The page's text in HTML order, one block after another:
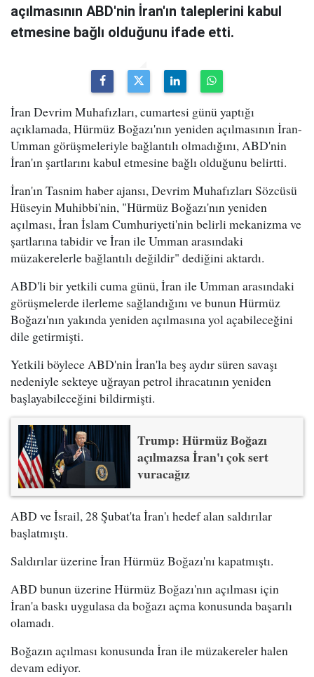
açılmasının ABD'nin İran'ın taleplerini kabul
etmesine bağlı olduğunu ifade etti.
İran Devrim Muhafızları, cumartesi günü yaptığı
açıklamada, Hürmüz Boğazı'nın yeniden açılmasının İran-
Umman görüşmeleriyle bağlantılı olmadığını, ABD'nin
İran'ın şartlarını kabul etmesine bağlı olduğunu belirtti.
İran'ın Tasnim haber ajansı, Devrim Muhafızları Sözcüsü
Hüseyin Muhibbi'nin, "Hürmüz Boğazı'nın yeniden
açılması, İran İslam Cumhuriyeti'nin belirli mekanizma ve
şartlarına tabidir ve İran ile Umman arasındaki
müzakerelerle bağlantılı değildir" dediğini aktardı.
ABD'li bir yetkili cuma günü, İran ile Umman arasındaki
görüşmelerde ilerleme sağlandığını ve bunun Hürmüz
Boğazı'nın yakında yeniden açılmasına yol açabileceğini
dile getirmişti.
Yetkili böylece ABD'nin İran'la beş aydır süren savaşı
nedeniyle sekteye uğrayan petrol ihracatının yeniden
başlayabileceğini bildirmişti.
Trump: Hürmüz Boğazı
açılmazsa İran'ı çok sert
vuracağız
ABD ve İsrail, 28 Şubat'ta İran'ı hedef alan saldırılar
başlatmıştı.
Saldırılar üzerine İran Hürmüz Boğazı'nı kapatmıştı.
ABD bunun üzerine Hürmüz Boğazı'nın açılması için
İran'a baskı uygulasa da boğazı açma konusunda başarılı
olamadı.
Boğazın açılması konusunda İran ile müzakereler halen
devam ediyor.